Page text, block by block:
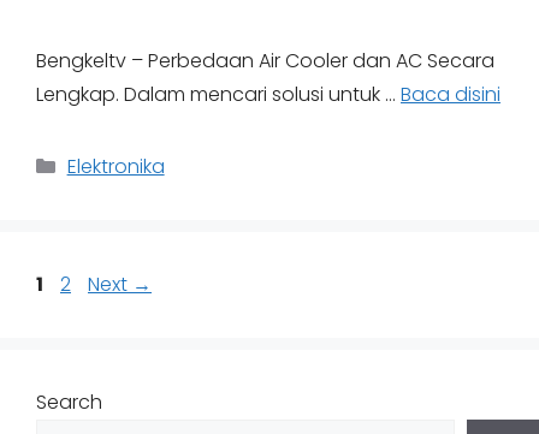
Bengkeltv – Perbedaan Air Cooler dan AC Secara
Lengkap. Dalam mencari solusi untuk … Baca disini
Categories
Elektronika
Page
1 Page
2 Next →
Search